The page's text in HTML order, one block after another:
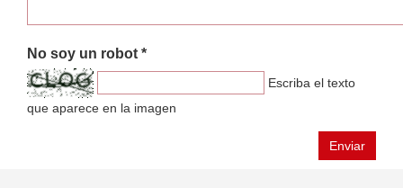
No soy un robot *
Escriba el texto
que aparece en la imagen
Enviar